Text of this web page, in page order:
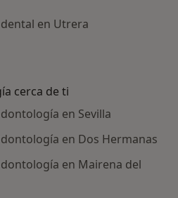
en Utrera
cerca de ti
en Sevilla
en Dos Hermanas
en Mairena del